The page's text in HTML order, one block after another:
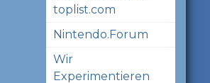
toplist.com
Nintendo.Forum
Wir
Experimentieren